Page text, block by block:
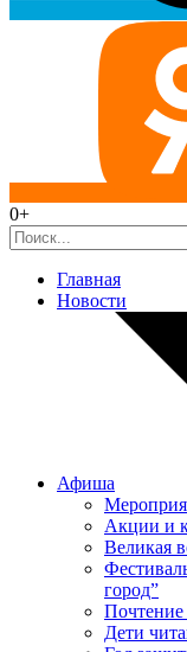
0+
Главная
Новости
Афиша
Акции и
Великая
город”
Дети